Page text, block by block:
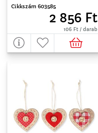
Cikkszám 603585
2 856 Ft
106 Ft / darab